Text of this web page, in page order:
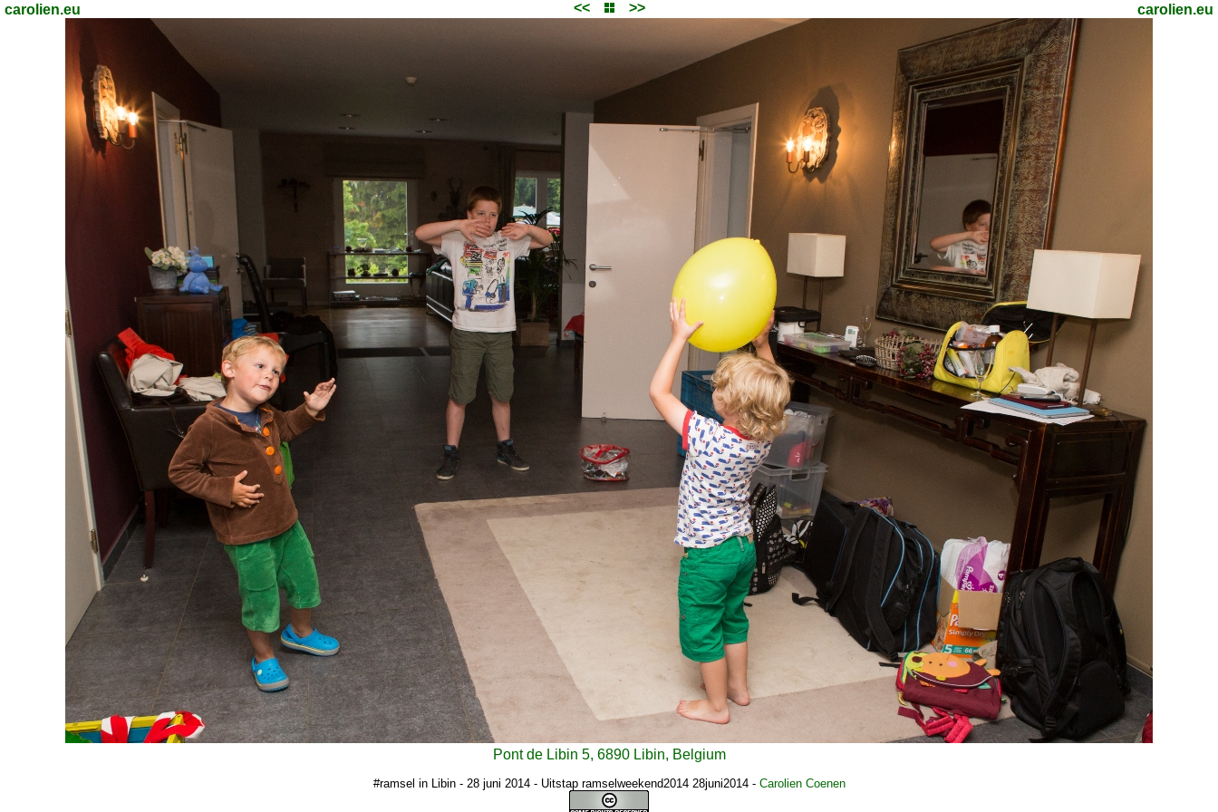
carolien.eu << >> carolien.eu
Pont de Libin 5, 6890 Libin, Belgium
#ramsel in Libin - 28 juni 2014 - Uitstap ramselweekend2014 28juni2014- Carolien Coenen